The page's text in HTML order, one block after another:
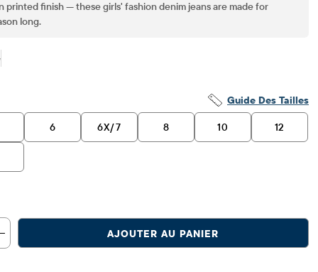
printed finish — these girls' fashion denim jeans are made for
long.
​​d'origine: $49.95
Guide Des Tailles
6 6X/7 8 10 12
AJOUTER AU PANIER